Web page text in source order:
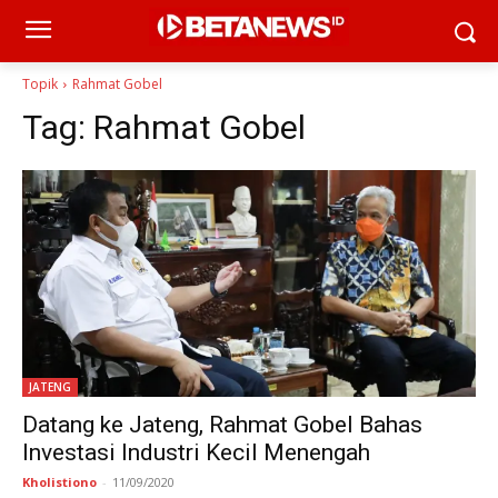
Topik Rahmat Gobel
Tag: Rahmat Gobel
JATENG
Datang ke Jateng, Rahmat Gobel Bahas
Investasi Industri Kecil Menengah
Kholistiono - 11/09/2020